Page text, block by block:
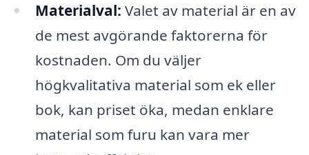
Materialval: Valet av material är en av
de mest avgörande faktorerna för
kostnaden. Om du väljer
högkvalitativa material som ek eller
bok, kan priset öka, medan enklare
material som furu kan vara mer